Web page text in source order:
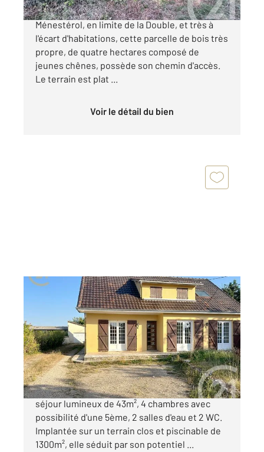
Située sur la commune de Montpon-
Ménestérol, en limite de la Double, et très à
l'écart d'habitations, cette parcelle de bois très
propre, de quatre hectares composé de
jeunes chênes, possède son chemin d'accès.
Le terrain est plat ...
Voir le détail du bien
MUSSIDAN 24
, 6 pièces
Ref : 10827
Maison à vendre
231 000 €
Cette maison familiale de 170m² offre un vaste
séjour lumineux de 43m², 4 chambres avec
possibilité d'une 5ème, 2 salles d'eau et 2 WC.
Implantée sur un terrain clos et piscinable de
1300m², elle séduit par son potentiel ...